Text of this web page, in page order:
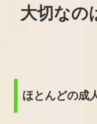
大切なの
ほとんどの成